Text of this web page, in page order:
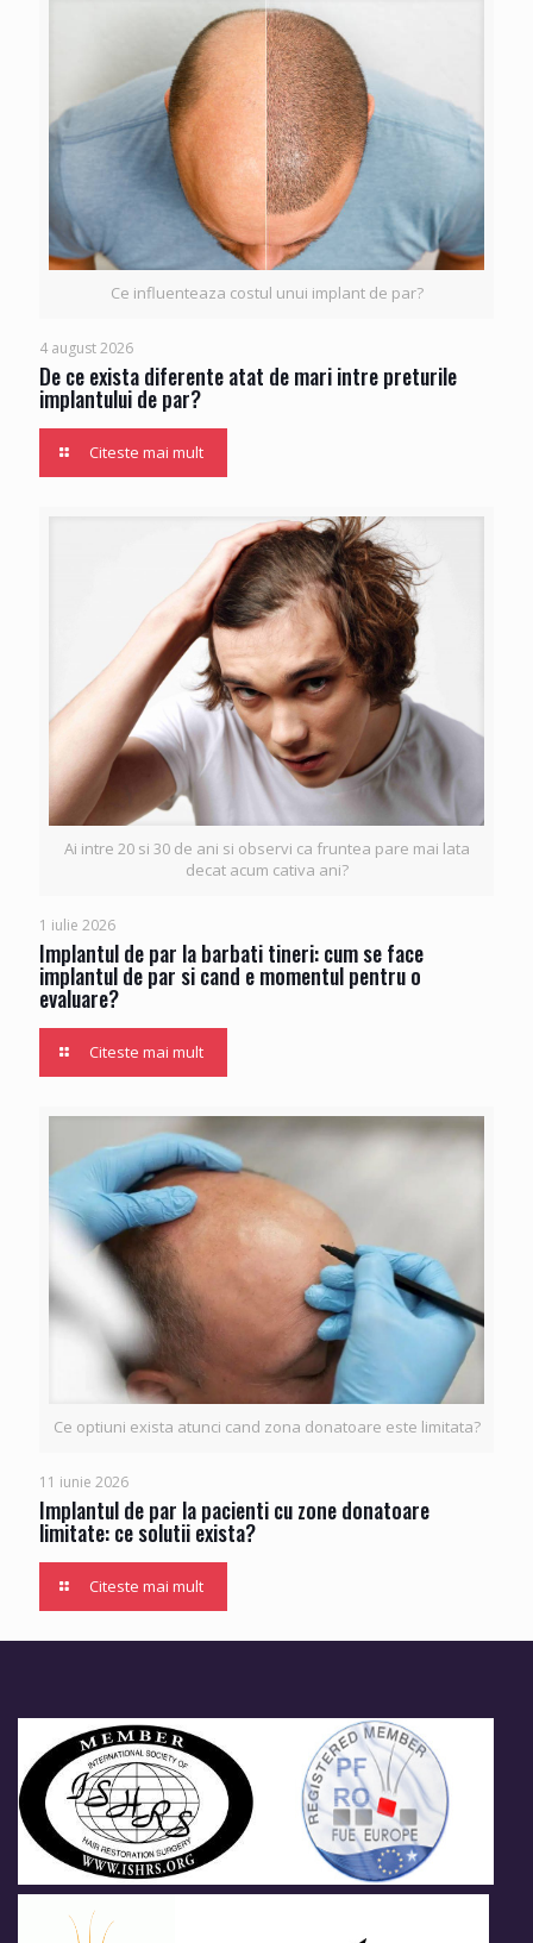
Ce influenteaza costul unui implant de par?
4 august 2026
De ce exista diferente atat de mari intre preturile
implantului de par?
Citeste mai mult
Ai intre 20 si 30 de ani si observi ca fruntea pare mai lata
decat acum cativa ani?
1 iulie 2026
Implantul de par la barbati tineri: cum se face
implantul de par si cand e momentul pentru o
evaluare?
Citeste mai mult
Ce optiuni exista atunci cand zona donatoare este limitata?
11 iunie 2026
Implantul de par la pacienti cu zone donatoare
limitate: ce solutii exista?
Citeste mai mult